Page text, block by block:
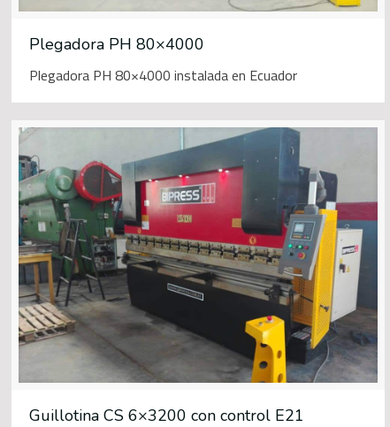
Plegadora PH 80×4000
Plegadora PH 80×4000 instalada en Ecuador
Guillotina CS 6×3200 con control E21